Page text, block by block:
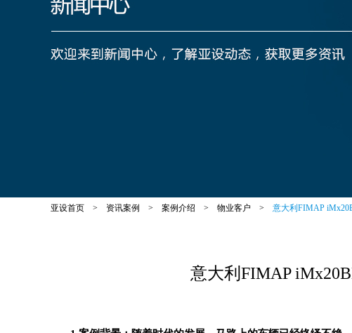
亚设首页 > 资讯案例 > 案例介绍 > 物业客户 > 意大利FIMAP
意大利FIMAP